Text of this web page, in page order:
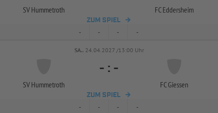
SV Hummetroth FC Eddersheim
ZUM SPIEL
- - - -
SA.. 24.04.2027 /13:00 Uhr
SV Hummetroth
- : -
FC Giessen
ZUM SPIEL
- - - -